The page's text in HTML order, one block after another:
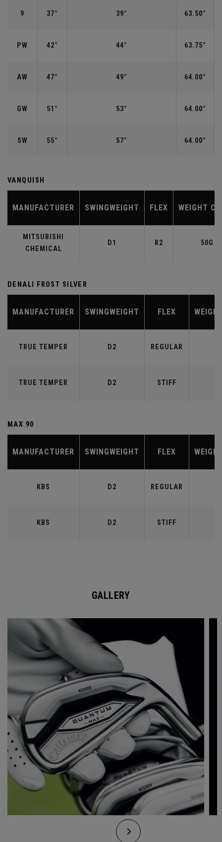
9 37° 39° 63.50°
PW 42° 44° 63.75°
AW 47° 49° 64.00°
GW 51° 53° 64.00°
SW 55° 57° 64.00°
VANQUISH
MANUFACTURER SWINGWEIGHT FLEX WEIGHT
MITSUBISHI
CHEMICAL
D1 R2 50G
DENALI FROST SILVER
MANUFACTURER SWINGWEIGHT FLEX
TRUE TEMPER D2 REGULAR
TRUE TEMPER D2 STIFF
MAX 90
MANUFACTURER SWINGWEIGHT FLEX
KBS D2 REGULAR
KBS D2 STIFF
GALLERY